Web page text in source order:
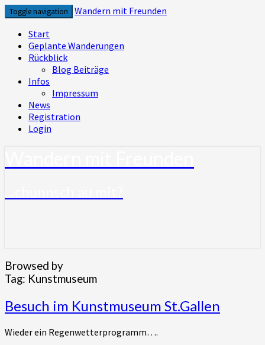
Skip
to
content
Toggle navigation
Wandern mit Freunden
Start
Geplante Wanderungen
Rückblick
Blog Beiträge
Infos
Impressum
News
Registration
Login
Browsed by
Tag: Kunstmuseum
Besuch
im
Kunstmuseum
St.Gallen
Besuch im Kunstmuseum St.Gallen
Wieder ein Regenwetterprogramm….